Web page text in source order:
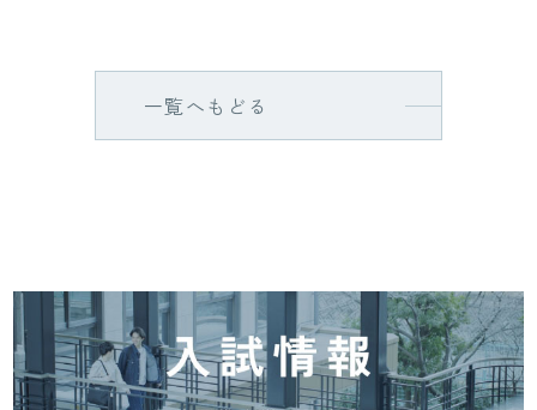
一覧へもどる